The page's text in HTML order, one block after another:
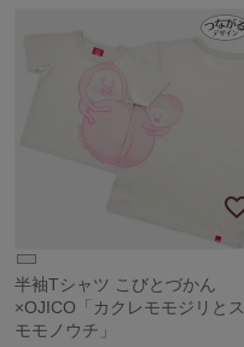
半袖Tシャツ こびとづかん
×OJICO「カクレモモジリとス
モモノウチ」